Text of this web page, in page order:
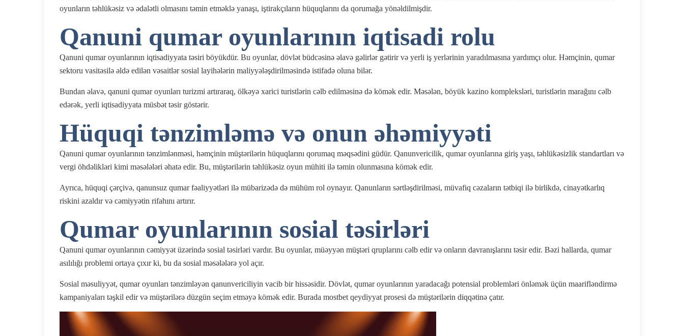
oyunların təhlükəsiz və ədalətli olmasını təmin etməklə yanaşı, iştirakçıların hüquqlarını da qorumağa yönəldilmişdir.
Qanuni qumar oyunlarının iqtisadi rolu
Qanuni qumar oyunlarının iqtisadiyyata təsiri böyükdür. Bu oyunlar, dövlət büdcəsinə əlavə gəlirlər gətirir və yerli iş yerlərinin yaradılmasına yardımçı olur. Həmçinin, qumar
sektoru vasitəsilə əldə edilən vəsaitlər sosial layihələrin maliyyələşdirilməsində istifadə oluna bilər.
Bundan əlavə, qanuni qumar oyunları turizmi artıraraq, ölkəyə xarici turistlərin cəlb edilməsinə də kömək edir. Məsələn, böyük kazino kompleksləri, turistlərin marağını cəlb
edərək, yerli iqtisadiyyata müsbət təsir göstərir.
Hüquqi tənzimləmə və onun əhəmiyyəti
Qanuni qumar oyunlarının tənzimlənməsi, həmçinin müştərilərin hüquqlarını qorumaq məqsədini güdür. Qanunvericilik, qumar oyunlarına giriş yaşı, təhlükəsizlik standartları və
vergi öhdəlikləri kimi məsələləri əhatə edir. Bu, müştərilərin təhlükəsiz oyun mühiti ilə təmin olunmasına kömək edir.
Ayrıca, hüquqi çərçivə, qanunsuz qumar fəaliyyətləri ilə mübarizədə də mühüm rol oynayır. Qanunların sərtləşdirilməsi, müvafiq cəzaların tətbiqi ilə birlikdə, cinayətkarlıq
riskini azaldır və cəmiyyətin rifahını artırır.
Qumar oyunlarının sosial təsirləri
Qanuni qumar oyunlarının cəmiyyət üzərində sosial təsirləri vardır. Bu oyunlar, müəyyən müştəri qruplarını cəlb edir və onların davranışlarını təsir edir. Bəzi hallarda, qumar
asılılığı problemi ortaya çıxır ki, bu da sosial məsələlərə yol açır.
Sosial məsuliyyət, qumar oyunları tənzimləyən qanunvericiliyin vacib bir hissəsidir. Dövlət, qumar oyunlarının yaradacağı potensial problemləri önləmək üçün maarifləndirmə
kampaniyaları təşkil edir və müştərilərə düzgün seçim etməyə kömək edir. Burada mostbet qeydiyyat prosesi də müştərilərin diqqətinə çatır.